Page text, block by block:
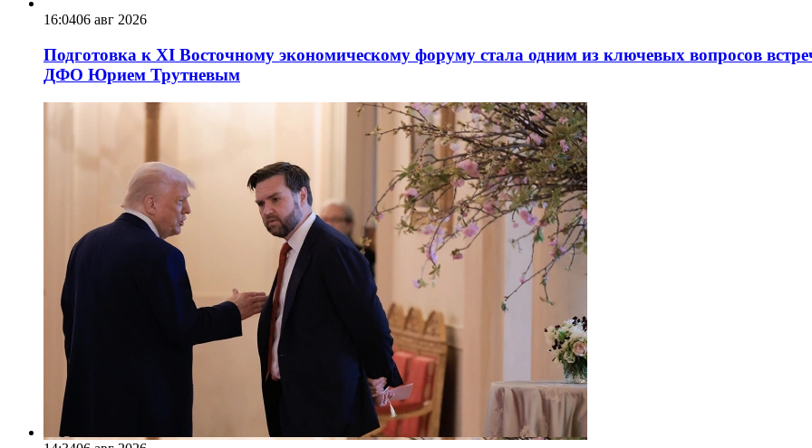
16:0406 авг 2026
Подготовка к XI Восточному экономическому форуму стала одним из ключевых вопросов
ДФО Юрием Трутневым